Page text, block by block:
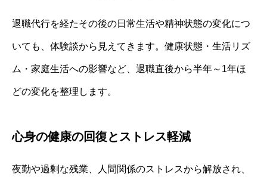
退職代行を経たその後の日常生活や精神状態の変化につ
いても、体験談から見えてきます。健康状態・生活リズ
ム・家庭生活への影響など、退職直後から半年～1年ほ
どの変化を整理します。
心身の健康の回復とストレス軽減
夜勤や過剰な残業、人間関係のストレスから解放され、